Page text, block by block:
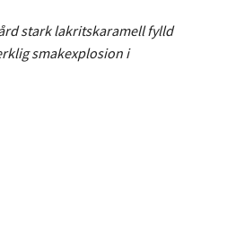
stark lakritskaramell fylld
smakexplosion i